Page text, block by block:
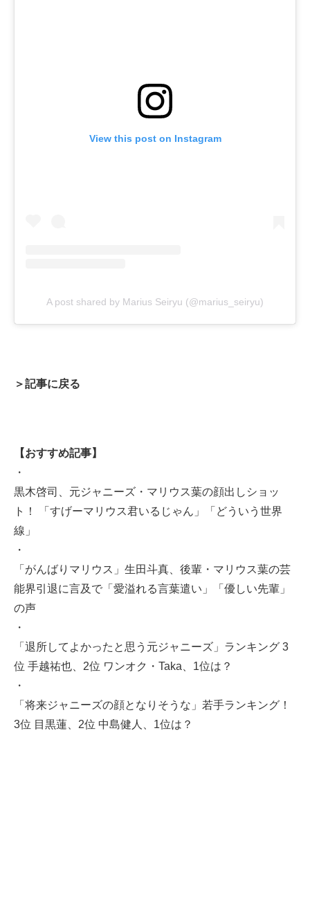
View this post on Instagram
A post shared by Marius Seiryu (@marius_seiryu)
＞記事に戻る
【おすすめ記事】
・
黒木啓司、元ジャニーズ・マリウス葉の顔出しショッ
ト！ 「すげーマリウス君いるじゃん」「どういう世界
線」
・
「がんばりマリウス」生田斗真、後輩・マリウス葉の芸
能界引退に言及で「愛溢れる言葉遣い」「優しい先輩」
の声
・
「退所してよかったと思う元ジャニーズ」ランキング 3
位 手越祐也、2位 ワンオク・Taka、1位は？
・
「将来ジャニーズの顔となりそうな」若手ランキング！
3位 目黒蓮、2位 中島健人、1位は？